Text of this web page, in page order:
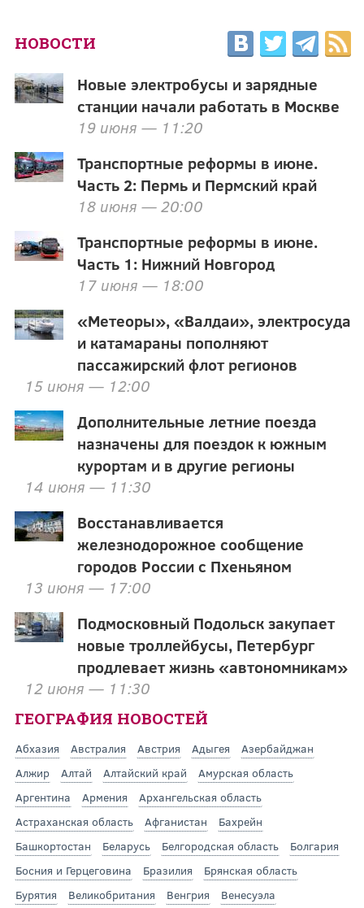
НОВОСТИ
Новые электробусы и зарядные
станции начали работать в Москве
19 июня — 11:20
Транспортные реформы в июне.
Часть 2: Пермь и Пермский край
18 июня — 20:00
Транспортные реформы в июне.
Часть 1: Нижний Новгород
17 июня — 18:00
«Метеоры», «Валдаи», электросуда
и катамараны пополняют
пассажирский флот регионов
15 июня — 12:00
Дополнительные летние поезда
назначены для поездок к южным
курортам и в другие регионы
14 июня — 11:30
Восстанавливается
железнодорожное сообщение
городов России с Пхеньяном
13 июня — 17:00
Подмосковный Подольск закупает
новые троллейбусы, Петербург
продлевает жизнь «автономникам»
12 июня — 11:30
ГЕОГРАФИЯ НОВОСТЕЙ
Абхазия Австралия Австрия Адыгея
Азербайджан
Алжир
Алтай Алтайский край
Амурская область
Аргентина
Армения
Архангельская область
Астраханская область
Афганистан
Бахрейн
Башкортостан
Беларусь Белгородская область
Болгария
Босния и Герцеговина
Бразилия
Брянская область
Бурятия
Великобритания Венгрия
Венесуэла